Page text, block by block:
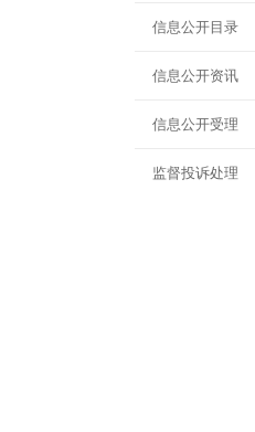
信息公开目录
信息公开资讯
信息公开受理
监督投诉处理